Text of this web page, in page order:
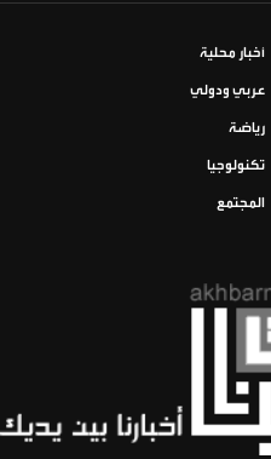
أخبار محلية
عربي ودولي
رياضة
تكنولوجيا
المجتمع